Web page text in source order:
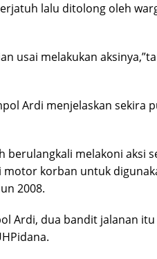
lalu ditolong oleh
usai melakukan
Ardi menjelaskan sekira
berulangkali melakoni aksi
korban untuk
2008.
Ardi, dua bandit jalanan